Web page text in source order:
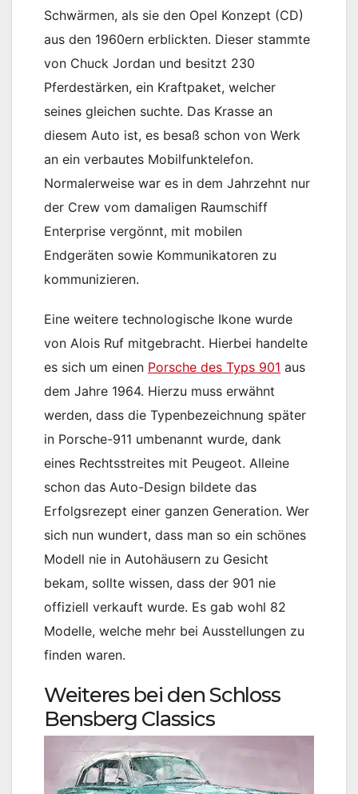
Schwärmen, als sie den Opel Konzept (CD)
aus den 1960ern erblickten. Dieser stammte
von Chuck Jordan und besitzt 230
Pferdestärken, ein Kraftpaket, welcher
seines gleichen suchte. Das Krasse an
diesem Auto ist, es besaß schon von Werk
an ein verbautes Mobilfunktelefon.
Normalerweise war es in dem Jahrzehnt nur
der Crew vom damaligen Raumschiff
Enterprise vergönnt, mit mobilen
Endgeräten sowie Kommunikatoren zu
kommunizieren.
Eine weitere technologische Ikone wurde
von Alois Ruf mitgebracht. Hierbei handelte
es sich um einen Porsche des Typs 901 aus
dem Jahre 1964. Hierzu muss erwähnt
werden, dass die Typenbezeichnung später
in Porsche-911 umbenannt wurde, dank
eines Rechtsstreites mit Peugeot. Alleine
schon das Auto-Design bildete das
Erfolgsrezept einer ganzen Generation. Wer
sich nun wundert, dass man so ein schönes
Modell nie in Autohäusern zu Gesicht
bekam, sollte wissen, dass der 901 nie
offiziell verkauft wurde. Es gab wohl 82
Modelle, welche mehr bei Ausstellungen zu
finden waren.
Weiteres bei den Schloss
Bensberg Classics